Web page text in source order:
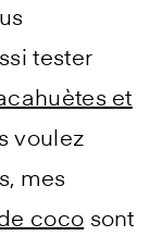
tester
et
voulez
mes
coco sont